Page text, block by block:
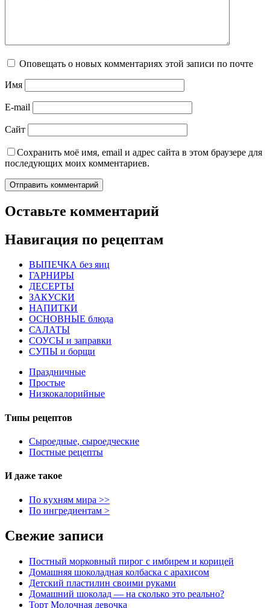
Оповещать о новых комментариях этой записи по почте
Имя
E-mail
Сайт
Сохранить моё имя, email и адрес сайта в этом браузере для
последующих моих комментариев.
Оставьте комментарий
Навигация по рецептам
ВЫПЕЧКА без яиц
ГАРНИРЫ
ДЕСЕРТЫ
ЗАКУСКИ
НАПИТКИ
ОСНОВНЫЕ блюда
САЛАТЫ
СОУСЫ и заправки
СУПЫ и борщи
Праздничные
Простые
Низкокалорийные
Типы рецептов
Сыроедные, сыроедческие
Постные рецепты
И даже такое
По кухням мира >>
По ингредиентам >
Свежие записи
Постный морковный пирог с имбирем и корицей
Домашняя шоколадная колбаска с арахисом
Детский пластилин своими руками
Домашний шоколад — на сколько это реально?
Торт Молочная девочка